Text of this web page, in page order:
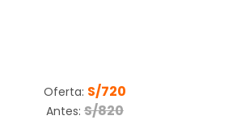
Oferta: S/720
Antes: S/820